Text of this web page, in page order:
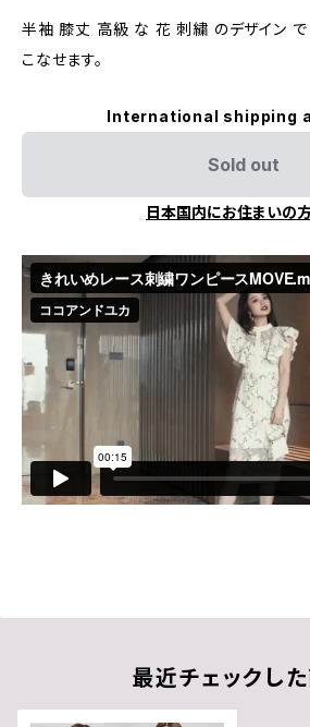
半袖 膝丈 高級 な 花 刺繍 のデザイン で
こなせます。
International shipping
Sold out
日本国内にお住まいの
最近チェックし